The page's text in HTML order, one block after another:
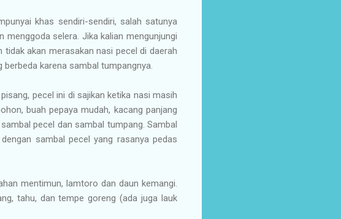
khas sendiri-sendiri, salah satunya
menggoda selera. Jika kalian mengunjungi
akan merasakan nasi pecel di daerah
karena sambal tumpangnya.
pecel ini di sajikan ketika nasi masih
buah pepaya mudah, kacang panjang
pecel dan sambal tumpang. Sambal
sambal pecel yang rasanya pedas
mentimun, lamtoro dan daun kemangi.
tahu, dan tempe goreng (ada juga lauk